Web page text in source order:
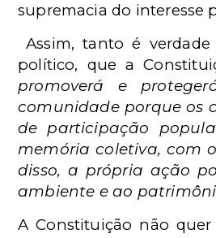
supremacia do interesse
Assim, tanto é
político, que a
promoverá e
comunidade porque os
de participação
memória coletiva, com
disso, a própria ação
ambiente e ao
A Constituição não